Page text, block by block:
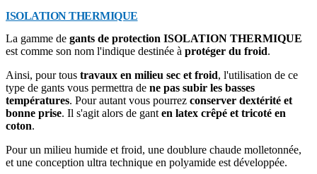
ISOLATION THERMIQUE
La gamme de gants de protection ISOLATION THERMIQUE
est comme son nom l'indique destinée à protéger du froid.
Ainsi, pour tous travaux en milieu sec et froid, l'utilisation de ce
type de gants vous permettra de ne pas subir les basses
températures. Pour autant vous pourrez conserver dextérité et
bonne prise. Il s'agit alors de gant en latex crêpé et tricoté en
coton.
Pour un milieu humide et froid, une doublure chaude molletonnée,
et une conception ultra technique en polyamide est développée.